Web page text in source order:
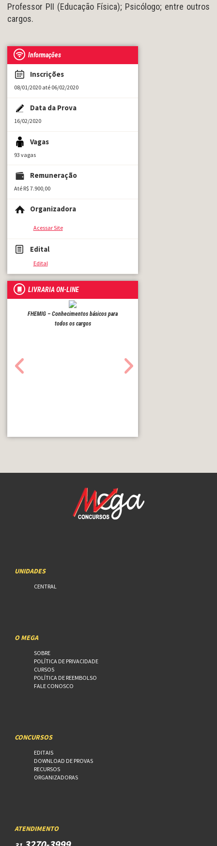
Professor PII (Educação Física); Psicólogo; entre outros
cargos.
Informações
Inscrições
08/01/2020 até 06/02/2020
Data da Prova
16/02/2020
Vagas
93 vagas
Remuneração
Até R$ 7.900,00
Organizadora
Acessar Site
Edital
Edital
LIVRARIA ON-LINE
FHEMIG – Conhecimentos básicos para
todos os cargos
UNIDADES
CENTRAL
O MEGA
SOBRE
POLÍTICA DE PRIVACIDADE
CURSOS
POLÍTICA DE REEMBOLSO
FALE CONOSCO
CONCURSOS
EDITAIS
DOWNLOAD DE PROVAS
RECURSOS
ORGANIZADORAS
ATENDIMENTO